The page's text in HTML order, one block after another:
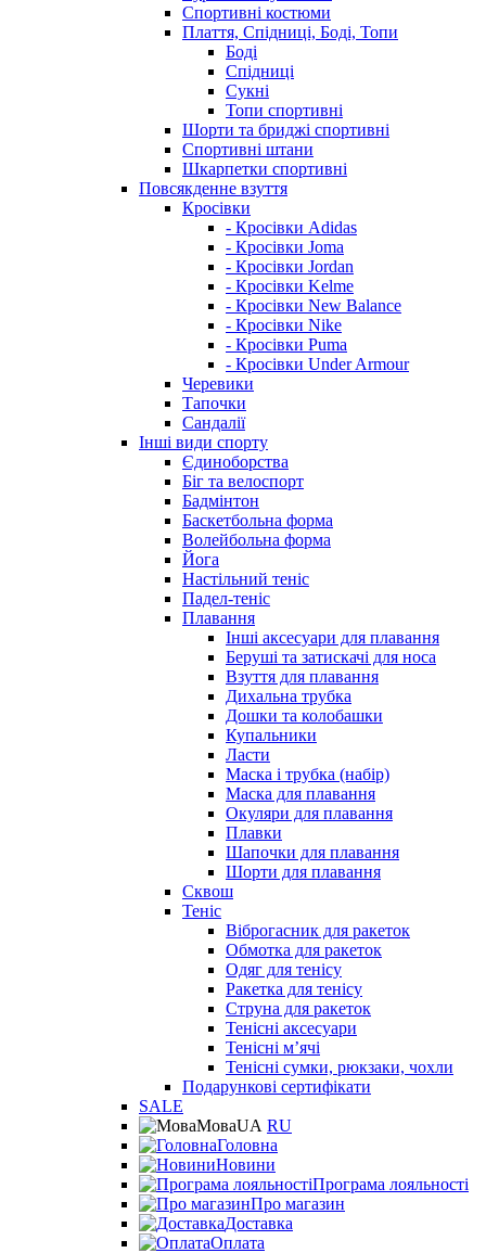
Спортивні костюми
Плаття, Спідниці, Боді, Топи
Боді
Спідниці
Сукні
Топи спортивні
Шорти та бриджі спортивні
Спортивні штани
Шкарпетки спортивні
Повсякденне взуття
Кросівки
- Кросівки Adidas
- Кросівки Joma
- Кросівки Jordan
- Кросівки Kelme
- Кросівки New Balance
- Кросівки Nike
- Кросівки Puma
- Кросівки Under Armour
Черевики
Тапочки
Сандалії
Інші види спорту
Єдиноборства
Біг та велоспорт
Бадмінтон
Баскетбольна форма
Волейбольна форма
Йога
Настільний теніс
Падел-теніс
Плавання
Інші аксесуари для плавання
Беруші та затискачі для носа
Взуття для плавання
Дихальна трубка
Дошки та колобашки
Купальники
Ласти
Маска і трубка (набір)
Маска для плавання
Окуляри для плавання
Плавки
Шапочки для плавання
Шорти для плавання
Сквош
Теніс
Віброгасник для ракеток
Обмотка для ракеток
Одяг для тенісу
Ракетка для тенісу
Струна для ракеток
Тенісні аксесуари
Тенісні мʼячі
Тенісні сумки, рюкзаки, чохли
Подарункові сертифікати
SALE
МоваUA RU
Головна
Новини
Програма лояльності
Про магазин
Доставка
Оплата